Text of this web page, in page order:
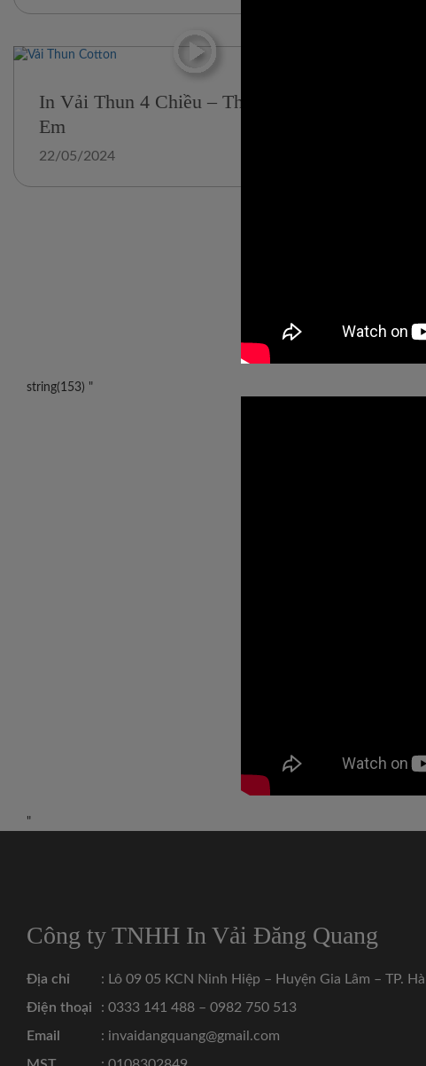
In Vải Thun 4 Chiều – Thời Trang Trẻ
Em
22/05/2024
string(153) "
"
Công ty TNHH In Vải Đăng Quang
Địa chỉ
: Lô 09 05 KCN Ninh Hiệp – Huyện Gia Lâm – TP.
Điện thoại
: 0333 141 488 – 0982 750 513
Email
: invaidangquang@gmail.com